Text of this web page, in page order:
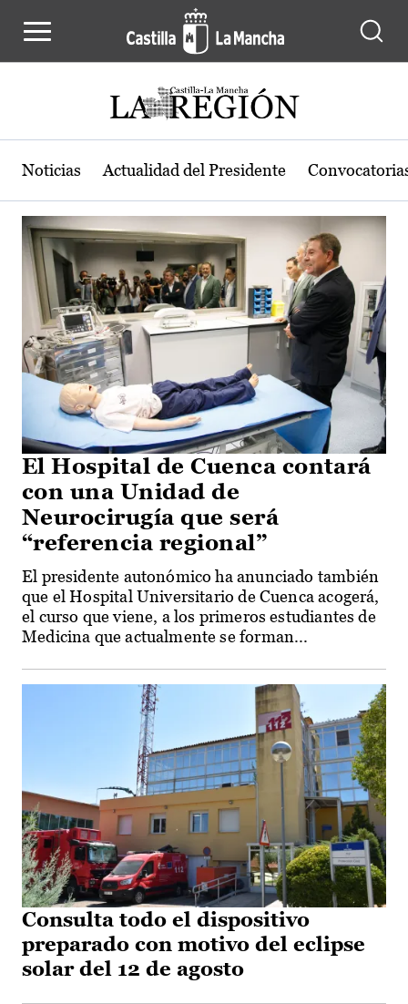
Actualidad de la región de Castilla-
Noticias Actualidad del Presidente
El Hospital de Cuenca contará
con una Unidad de
Neurocirugía que será
“referencia regional”
El presidente autonómico ha anunciado también
que el Hospital Universitario de Cuenca acogerá,
el curso que viene, a los primeros estudiantes de
Medicina que actualmente se forman...
Consulta todo el dispositivo
preparado con motivo del eclipse
solar del 12 de agosto